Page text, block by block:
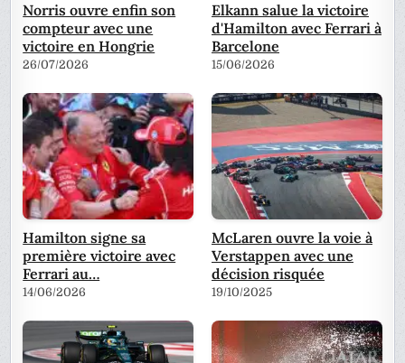
Norris ouvre enfin son
compteur avec une
victoire en Hongrie
26/07/2026
Elkann salue la victoire
d'Hamilton avec Ferrari à
Barcelone
15/06/2026
Hamilton signe sa
première victoire avec
Ferrari au…
14/06/2026
McLaren ouvre la voie à
Verstappen avec une
décision risquée
19/10/2025